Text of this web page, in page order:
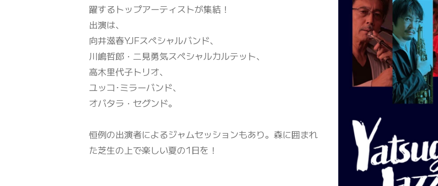
躍するトップアーティストが集結！
出演は、
向井滋春YJFスペシャルバンド、
川嶋哲郎・二見勇気スペシャルカルテット、
高木里代子トリオ、
ユッコ･ミラーバンド、
オバタラ・セグンド。
恒例の出演者によるジャムセッションもあり。森に囲まれ
た芝生の上で楽しい夏の1日を！